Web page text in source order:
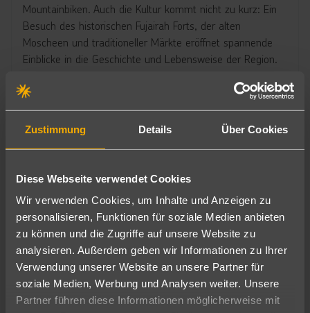
Zustimmung Details Über Cookies
Diese Webseite verwendet Cookies
Wir verwenden Cookies, um Inhalte und Anzeigen zu
personalisieren, Funktionen für soziale Medien anbieten
zu können und die Zugriffe auf unsere Website zu
analysieren. Außerdem geben wir Informationen zu Ihrer
Verwendung unserer Website an unsere Partner für
soziale Medien, Werbung und Analysen weiter. Unsere
Partner führen diese Informationen möglicherweise mit
Mountainbiken. Auch die Kultur kommt nicht zu kurz: Ein
Besuch des historischen Fujairah Forts, der alten
Moscheen und traditioneller Märkte eröffnet spannende
Einblicke in die Geschichte und Lebensweise der Region.
Fujairah ist ein Ort, an dem Abenteuer auf Erholung trifft,
Natur auf Kultur und Tradition auf Moderne – ein Reiseziel,
Top-Angebote für euch in Fujairah
Previous